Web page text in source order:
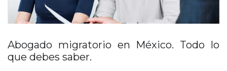
Abogado migratorio en México. Todo lo
que debes saber.